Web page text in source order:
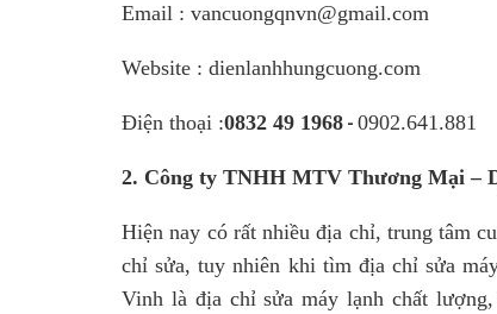
Email : vancuongqnvn@gmail.com
Website : dienlanhhungcuong.com
Điện thoại :0832 49 1968 - 0902.641.881
2. Công ty TNHH MTV Thương Mại –
Hiện nay có rất nhiều địa chỉ, trung tâm
chỉ sửa, tuy nhiên khi tìm địa chỉ sửa
Vinh là địa chỉ sửa máy lạnh chất